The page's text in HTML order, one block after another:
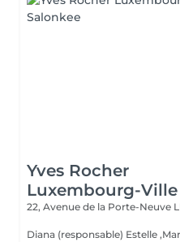
Yves Rocher
Luxembourg-Ville
22, Avenue de la Porte-Neuve
Diana (responsable) Estelle